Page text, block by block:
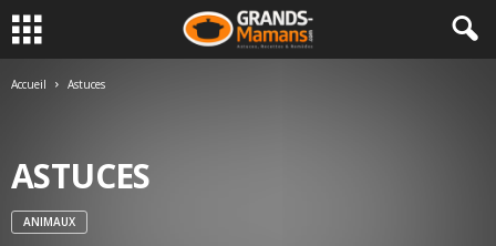
Accueil Astuces
ASTUCES
ANIMAUX